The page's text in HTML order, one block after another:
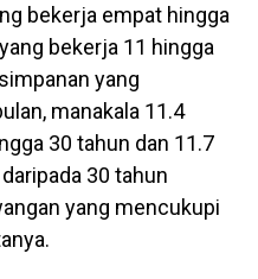
bekerja empat hingga
bekerja 11 hingga
yang
manakala 11.4
30 tahun dan 11.7
30 tahun
yang mencukupi